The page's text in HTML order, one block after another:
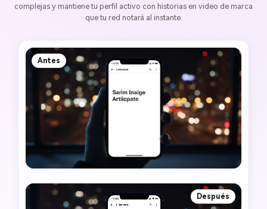
complejas y mantiene tu perfil activo con historias en video de marca
que tu red notará al instante.
Antes
Después